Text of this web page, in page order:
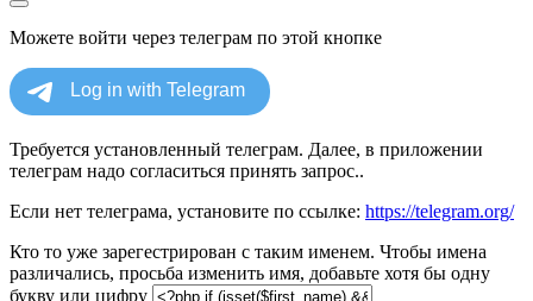
Можете войти через телеграм по этой кнопке
Требуется установленный телеграм. Далее, в приложении
телеграм надо согласиться принять запрос..
Если нет телеграма, установите по ссылке: https://telegram.org/
Кто то уже зарегестрирован с таким именем. Чтобы имена
различались, просьба изменить имя, добавьте хотя бы одну
букву или цифру